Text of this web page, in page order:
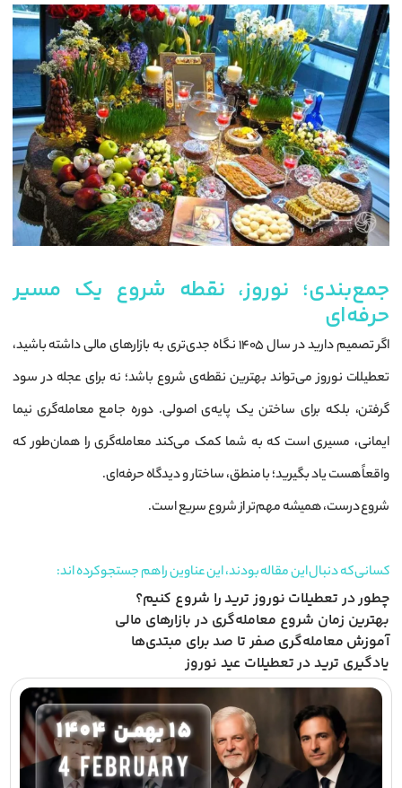
جمع‌بندی؛ نوروز، نقطه شروع یک مسیر
حرفه‌ای
اگر تصمیم دارید در سال 1405 نگاه جدی‌تری به بازارهای مالی داشته باشید،
تعطیلات نوروز می‌تواند بهترین نقطه‌ی شروع باشد؛ نه برای عجله در سود
گرفتن، بلکه برای ساختن یک پایه‌ی اصولی. دوره جامع معامله‌گری نیما
ایمانی، مسیری است که به شما کمک می‌کند معامله‌گری را همان‌طور که
واقعاً هست یاد بگیرید؛ با منطق، ساختار و دیدگاه حرفه‌ای.
شروع درست، همیشه مهم‌تر از شروع سریع است.
کسانی که دنبال این مقاله بودند، این عناوین را هم جستجو کرده اند:
چطور در تعطیلات نوروز ترید را شروع کنیم؟
بهترین زمان شروع معامله‌گری در بازارهای مالی
آموزش معامله‌گری صفر تا صد برای مبتدی‌ها
یادگیری ترید در تعطیلات عید نوروز